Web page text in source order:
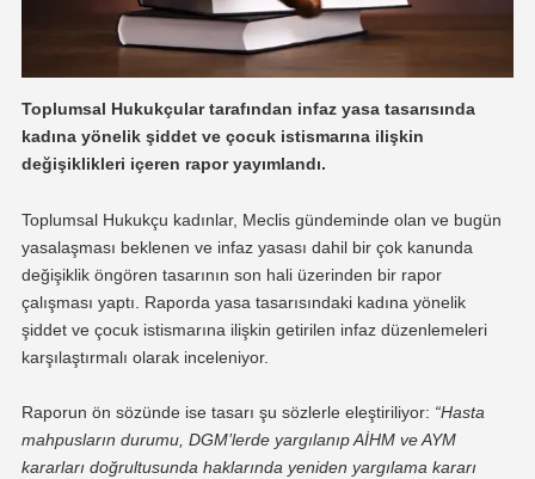
Toplumsal Hukukçular tarafından infaz yasa tasarısında
kadına yönelik şiddet ve çocuk istismarına ilişkin
değişiklikleri içeren rapor yayımlandı.
Toplumsal Hukukçu kadınlar, Meclis gündeminde olan ve bugün
yasalaşması beklenen ve infaz yasası dahil bir çok kanunda
değişiklik öngören tasarının son hali üzerinden bir rapor
çalışması yaptı. Raporda yasa tasarısındaki kadına yönelik
şiddet ve çocuk istismarına ilişkin getirilen infaz düzenlemeleri
karşılaştırmalı olarak inceleniyor.
Raporun ön sözünde ise tasarı şu sözlerle eleştiriliyor: “Hasta
mahpusların durumu, DGM’lerde yargılanıp AİHM ve AYM
kararları doğrultusunda haklarında yeniden yargılama kararı